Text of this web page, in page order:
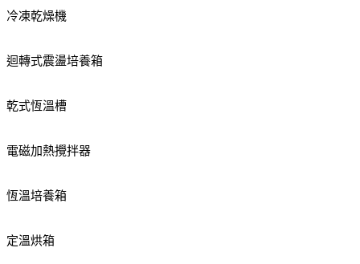
冷凍乾燥機
迴轉式震盪培養箱
乾式恆溫槽
電磁加熱攪拌器
恆溫培養箱
定溫烘箱